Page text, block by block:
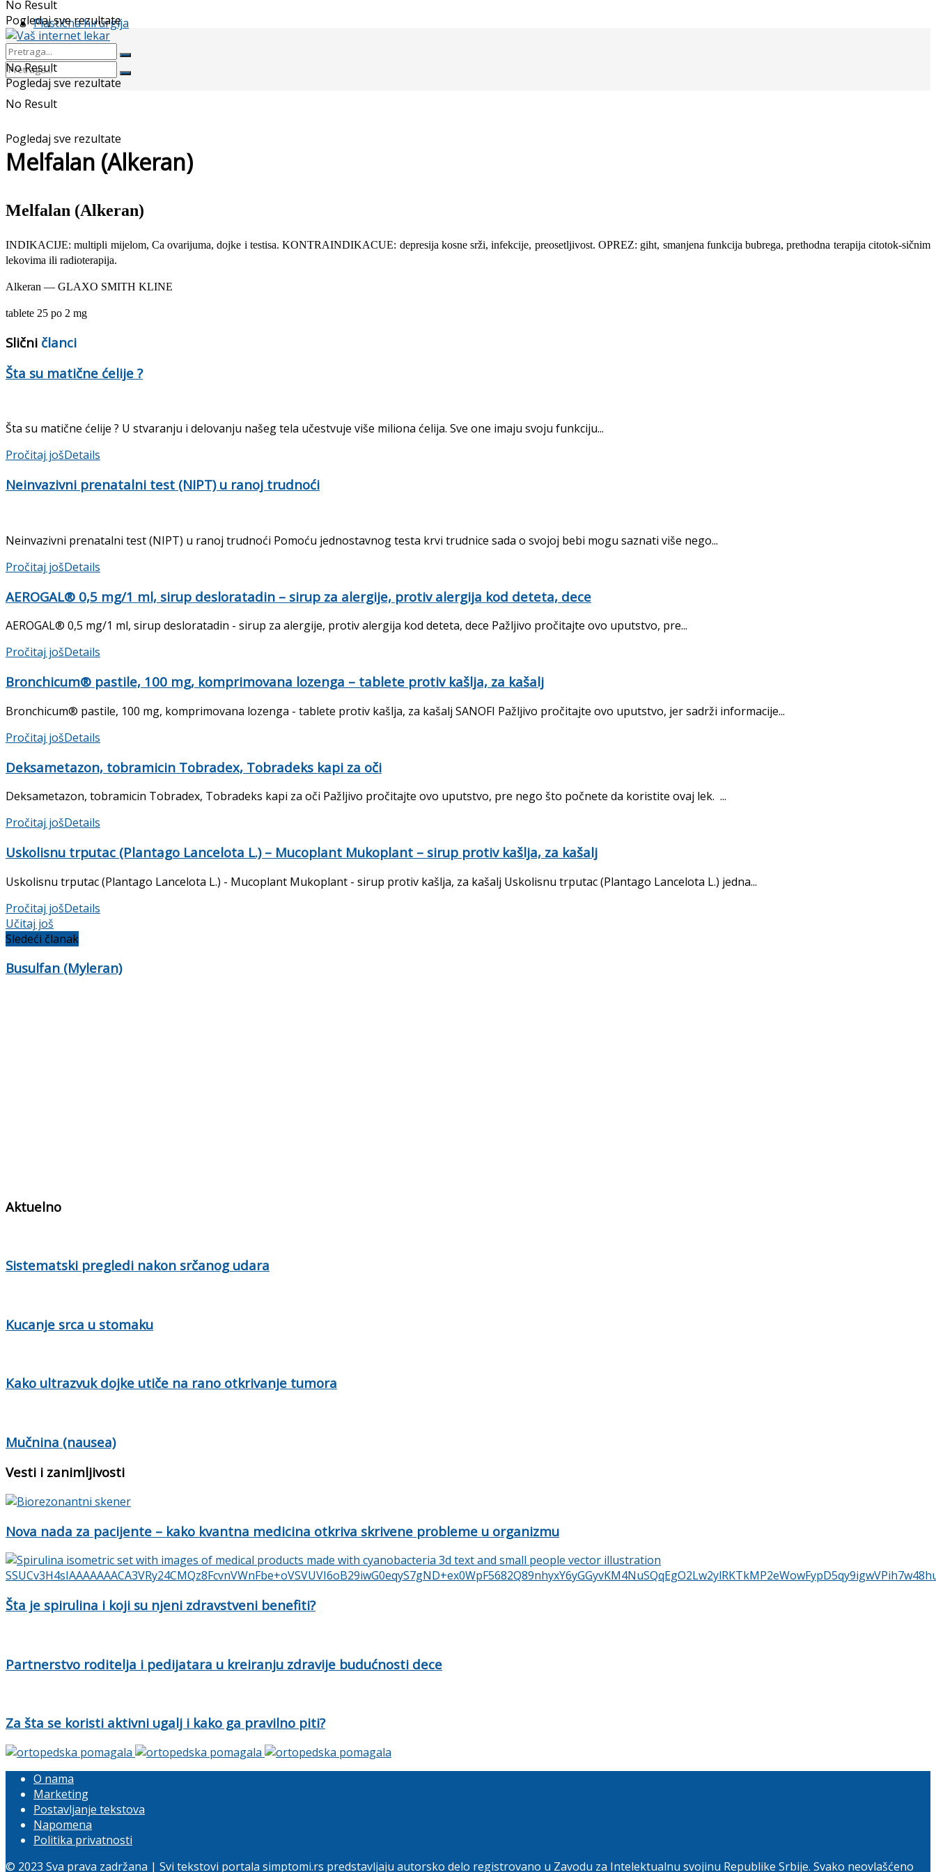
Plastična hirurgija
No Result
Pogledaj sve rezultate
No Result
Pogledaj sve rezultate
No Result
Pogledaj sve rezultate
Melfalan (Alkeran)
Melfalan (Alkeran)
INDIKACIJE: multipli mijelom, Ca ovarijuma, dojke i testisa. KONTRAINDIKACUE: depresija kosne srži, infekcije, preosetljivost. OPREZ: giht, smanjena funkcija bubrega, prethodna terapija citotok-sičnim
lekovima ili radioterapija.
Alkeran — GLAXO SMITH KLINE
tablete 25 po 2 mg
Slični članci
Šta su matične ćelije ?
Šta su matične ćelije ? U stvaranju i delovanju našeg tela učestvuje više miliona ćelija. Sve one imaju svoju funkciju...
Pročitaj jošDetails
Neinvazivni prenatalni test (NIPT) u ranoj trudnoći
Neinvazivni prenatalni test (NIPT) u ranoj trudnoći Pomoću jednostavnog testa krvi trudnice sada o svojoj bebi mogu saznati više nego...
Pročitaj jošDetails
AEROGAL® 0,5 mg/1 ml, sirup desloratadin – sirup za alergije, protiv alergija kod deteta, dece
AEROGAL® 0,5 mg/1 ml, sirup desloratadin - sirup za alergije, protiv alergija kod deteta, dece Pažljivo pročitajte ovo uputstvo, pre...
Pročitaj jošDetails
Bronchicum® pastile, 100 mg, komprimovana lozenga – tablete protiv kašlja, za kašalj
Bronchicum® pastile, 100 mg, komprimovana lozenga - tablete protiv kašlja, za kašalj SANOFI Pažljivo pročitajte ovo uputstvo, jer sadrži informacije...
Pročitaj jošDetails
Deksametazon, tobramicin Tobradex, Tobradeks kapi za oči
Deksametazon, tobramicin Tobradex, Tobradeks kapi za oči Pažljivo pročitajte ovo uputstvo, pre nego što počnete da koristite ovaj lek. ...
Pročitaj jošDetails
Uskolisnu trputac (Plantago Lancelota L.) – Mucoplant Mukoplant – sirup protiv kašlja, za kašalj
Uskolisnu trputac (Plantago Lancelota L.) - Mucoplant Mukoplant - sirup protiv kašlja, za kašalj Uskolisnu trputac (Plantago Lancelota L.) jedna...
Pročitaj jošDetails
Učitaj još
Sledeći članak
Busulfan (Myleran)
Aktuelno
Sistematski pregledi nakon srčanog udara
Kucanje srca u stomaku
Kako ultrazvuk dojke utiče na rano otkrivanje tumora
Mučnina (nausea)
Vesti i zanimljivosti
Nova nada za pacijente – kako kvantna medicina otkriva skrivene probleme u organizmu
Šta je spirulina i koji su njeni zdravstveni benefiti?
Partnerstvo roditelja i pedijatara u kreiranju zdravije budućnosti dece
Za šta se koristi aktivni ugalj i kako ga pravilno piti?
O nama
Marketing
Postavljanje tekstova
Napomena
Politika privatnosti
© 2023 Sva prava zadržana | Svi tekstovi portala simptomi.rs predstavljaju autorsko delo registrovano u Zavodu za Intelektualnu svojinu Republike Srbije. Svako neovlašćeno